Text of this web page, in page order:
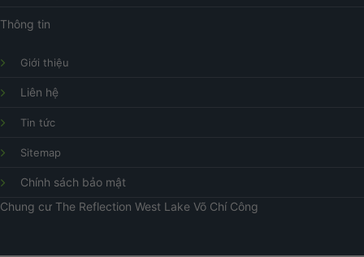
Thông tin
Giới thiệu
Liên hệ
Tin tức
Sitemap
Chính sách bảo mật
Chung cư The Reflection West Lake Võ Chí Công